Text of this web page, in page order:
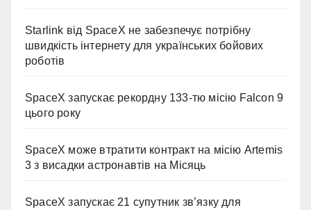
Starlink від SpaceX не забезпечує потрібну
швидкість інтернету для українських бойових
роботів
SpaceX запускає рекордну 133-тю місію Falcon 9
цього року
SpaceX може втратити контракт на місію Artemis
3 з висадки астронавтів на Місяць
SpaceX запускає 21 супутник зв’язку для